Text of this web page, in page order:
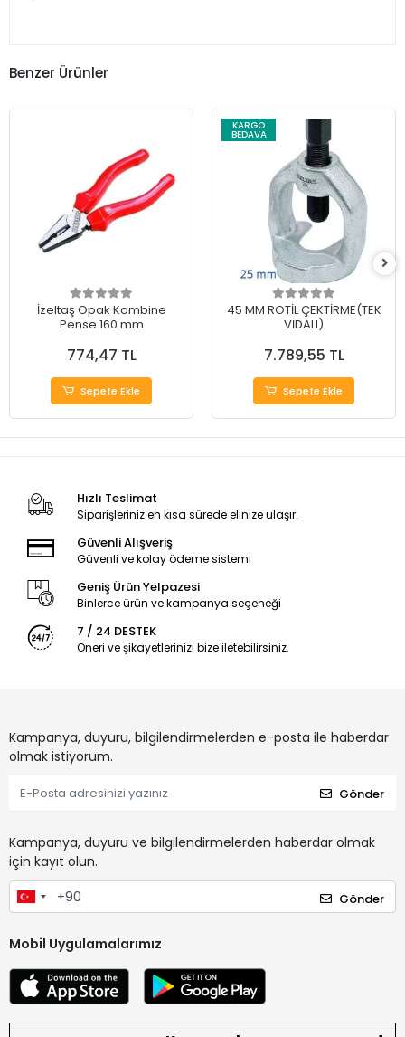
Benzer Ürünler
İzeltaş Opak Kombine
Pense 160 mm
774,47 TL
Sepete Ekle
KARGO
BEDAVA
45 MM ROTİL ÇEKTİRME(TEK
VİDALI)
7.789,55 TL
Sepete Ekle
Hızlı Teslimat
Siparişleriniz en kısa sürede elinize ulaşır.
Güvenli Alışveriş
Güvenli ve kolay ödeme sistemi
Geniş Ürün Yelpazesi
Binlerce ürün ve kampanya seçeneği
7 / 24 DESTEK
Öneri ve şikayetlerinizi bize iletebilirsiniz.
Kampanya, duyuru, bilgilendirmelerden e-posta ile haberdar
olmak istiyorum.
Gönder
Kampanya, duyuru ve bilgilendirmelerden haberdar olmak
için kayıt olun.
Gönder
Mobil Uygulamalarımız